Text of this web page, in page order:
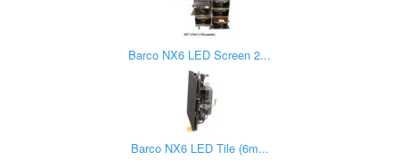
Barco NX6 LED Screen 2...
Barco NX6 LED Tile (6m...